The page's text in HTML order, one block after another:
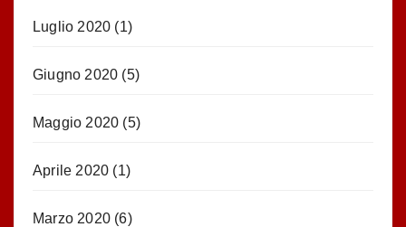
Luglio 2020 (1)
Giugno 2020 (5)
Maggio 2020 (5)
Aprile 2020 (1)
Marzo 2020 (6)